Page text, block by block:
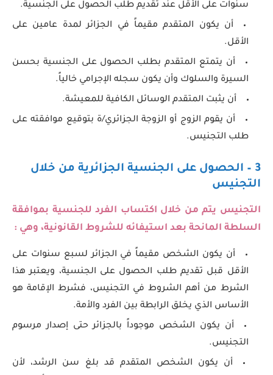
سنوات على الأقل عند تقديم طلب الحصول على الجنسية.
أن يكون المتقدم مقيماً في الجزائر لمدة عامين على
الأقل.
أن يتمتع المتقدم بطلب الحصول على الجنسية بحسن
السيرة والسلوك وأن يكون سجله الإجرامي خالياً.
أن يثبت المتقدم الوسائل الكافية للمعيشة.
أن يقوم الزوج أو الزوجة الجزائري/ة بتوقيع موافقته على
طلب التجنيس.
3 – الحصول على الجنسية الجزائرية من خلال
التجنيس
التجنيس يتم من خلال اكتساب الفرد للجنسية بموافقة
السلطة المانحة بعد استيفائه للشروط القانونية، وهي :
أن يكون الشخص مقيماً في الجزائر لسبع سنوات على
الأقل قبل تقديم طلب الحصول على الجنسية، ويعتبر هذا
الشرط من أهم الشروط في التجنيس، فشرط الإقامة هو
الأساس الذي يخلق الرابطة بين الفرد والأمة.
أن يكون الشخص موجوداً بالجزائر حتى إصدار مرسوم
التجنيس.
أن يكون الشخص المتقدم قد بلغ سن الرشد، لأن